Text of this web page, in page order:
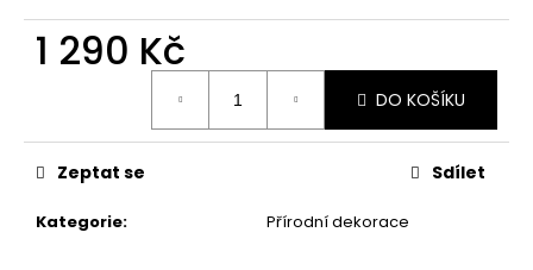
1 290 Kč
DO KOŠÍKU
Kategorie: Přírodní dekorace
Zeptat se Sdílet
j